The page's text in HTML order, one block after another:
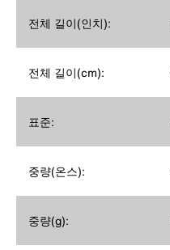
전체 길이(인치):
전체 길이(cm):
표준:
중량(온스):
중량(g):